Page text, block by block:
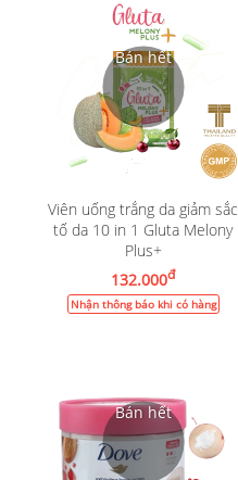
Viên uống trắng da giảm sắc
tố da 10 in 1 Gluta Melony
Plus+
132.000đ
Nhận thông báo khi có hàng